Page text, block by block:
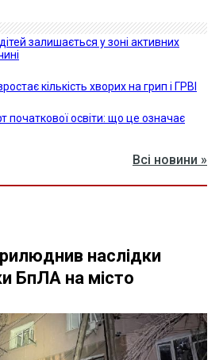
залишається у зоні активних
кількість хворих на грип і ГРВІ
освіти: що це означає
Всі новини »
наслідки
БпЛА на місто